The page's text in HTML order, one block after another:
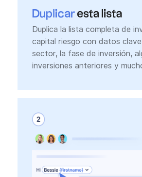
Duplicaresta lista
Duplica la lista completa de
capital riesgo con datos
sector, la fase de inversión,
inversiones anteriores y